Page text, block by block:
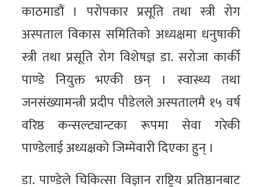
काठमाडौं । परोपकार प्रसूति तथा स्त्री रोग
अस्पताल विकास समितिको अध्यक्षमा धनुषाकी
स्त्री तथा प्रसूति रोग विशेषज्ञ डा. सरोजा कार्की
पाण्डे नियुक्त भएकी छन् । स्वास्थ्य तथा
जनसंख्यामन्त्री प्रदीप पौडेलले अस्पतालमै १५ वर्ष
वरिष्ठ कन्सल्ट्यान्टका रूपमा सेवा गरेकी
पाण्डेलाई अध्यक्षको जिम्मेवारी दिएका हुन् ।
डा. पाण्डेले चिकित्सा विज्ञान राष्ट्रिय प्रतिष्ठानबाट